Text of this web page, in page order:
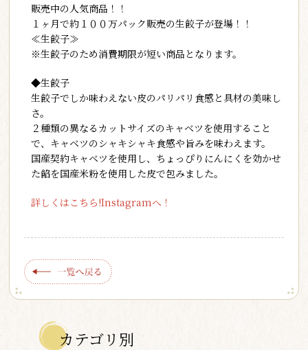
販売中の人気商品！！
１ヶ月で約１００万パック販売の生餃子が登場！！
≪生餃子≫
※生餃子のため消費期限が短い商品となります。
◆生餃子
生餃子でしか味わえない皮のパリパリ食感と具材の美味し
さ。
２種類の異なるカットサイズのキャベツを使用すること
で、キャベツのシャキシャキ食感や旨みを味わえます。
国産契約キャベツを使用し、ちょっぴりにんにくを効かせ
た餡を国産米粉を使用した皮で包みました。
詳しくはこちら!Instagramへ！
カテゴリ別